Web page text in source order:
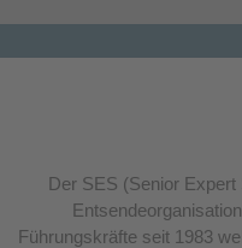
Der SES (Senior
Führungskräfte seit 1983